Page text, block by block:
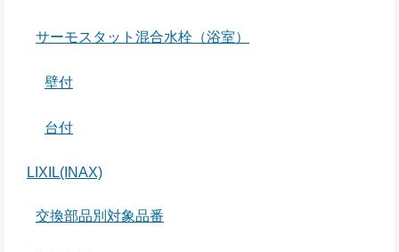
サーモスタット混合水栓（浴室）
壁付
台付
LIXIL(INAX)
交換部品別対象品番